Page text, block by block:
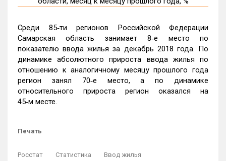
Среди 85‑ти регионов Российской Федерации
Самарская область занимает 8‑е место по
показателю ввода жилья за декабрь 2018 года. По
динамике абсолютного прироста ввода жилья по
отношению к аналогичному месяцу прошлого года
регион занял 70‑е место, а по динамике
относительного прироста регион оказался на
45‑м месте.
Печать
Росстат Статистика Ввод жилья